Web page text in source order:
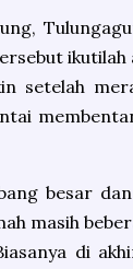
ikutilah
setelah
besar
masih
di